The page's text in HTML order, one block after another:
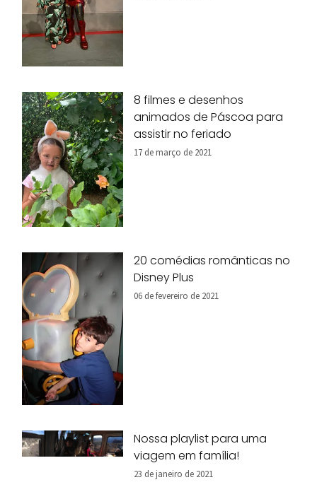
8 filmes e desenhos
animados de Páscoa para
assistir no feriado
17 de março de 2021
20 comédias românticas no
Disney Plus
06 de fevereiro de 2021
Nossa playlist para uma
viagem em família!
23 de janeiro de 2021